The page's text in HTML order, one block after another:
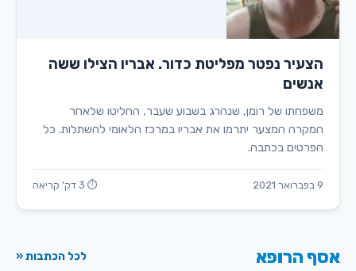
הצעיר נפטר מפליטת כדור. אבריו הצילו ששה
אנשים
משפחתו של רומן, שנהרג בשבוע שעבר, החליטו שלאחר
המקרה המצער יתרמו את אבריו במרכז הלאומי להשתלות. כל
הפרטים בכתבה.
9 בפברואר 2021 ⏱ 3 דק' קריאה
אסף הרופא לכל הכתבות «